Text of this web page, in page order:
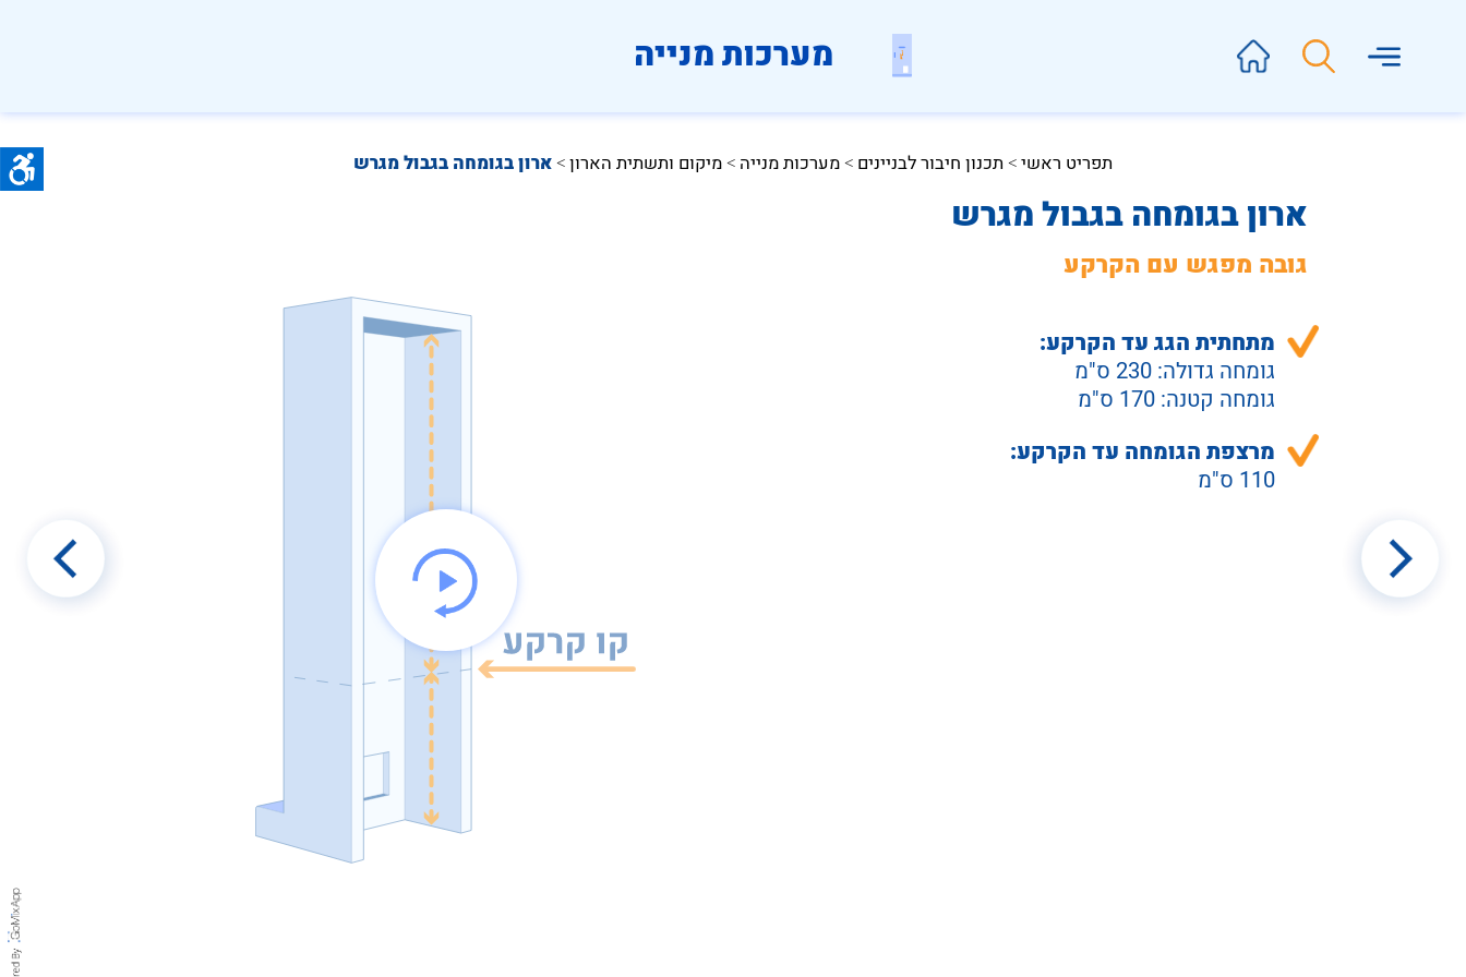
מערכות מנייה
תפריט ראשי > תכנון חיבור לבניינים > מערכות מנייה > מיקום ותשתית הארון > ארון בגומחה בגבול מגרש
ארון בגומחה בגבול מגרש
גובה מפגש עם הקרקע
מתחתית הגג עד הקרקע:
גומחה גדולה: 230 ס"מ
גומחה קטנה: 170 ס"מ
מרצפת הגומחה עד הקרקע:
110 ס"מ